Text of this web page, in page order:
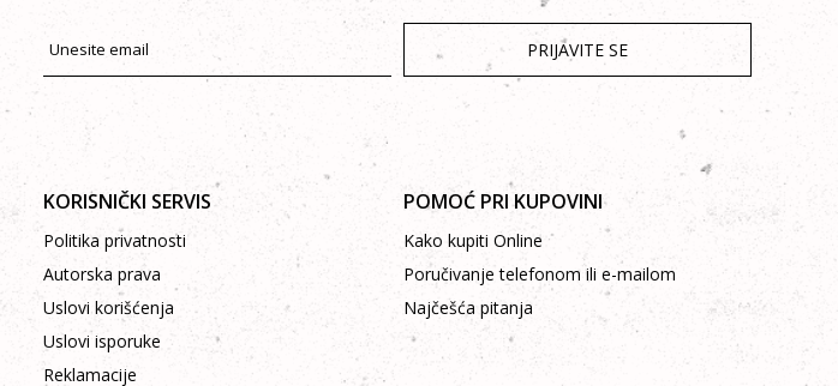
PRIJAVITE SE
KORISNIČKI SERVIS
Politika privatnosti
Autorska prava
Uslovi korišćenja
Uslovi isporuke
Reklamacije
POMOĆ PRI KUPOVINI
Kako kupiti Online
Poručivanje telefonom ili e-mailom
Najčešća pitanja